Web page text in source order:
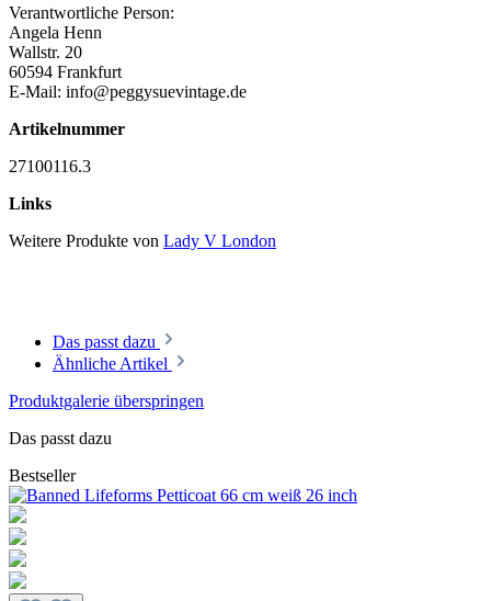
Verantwortliche Person:
Angela Henn
Wallstr. 20
60594 Frankfurt
E-Mail: info@peggysuevintage.de
Artikelnummer
27100116.3
Links
Weitere Produkte von Lady V London
Das passt dazu
Ähnliche Artikel
Produktgalerie überspringen
Das passt dazu
Bestseller